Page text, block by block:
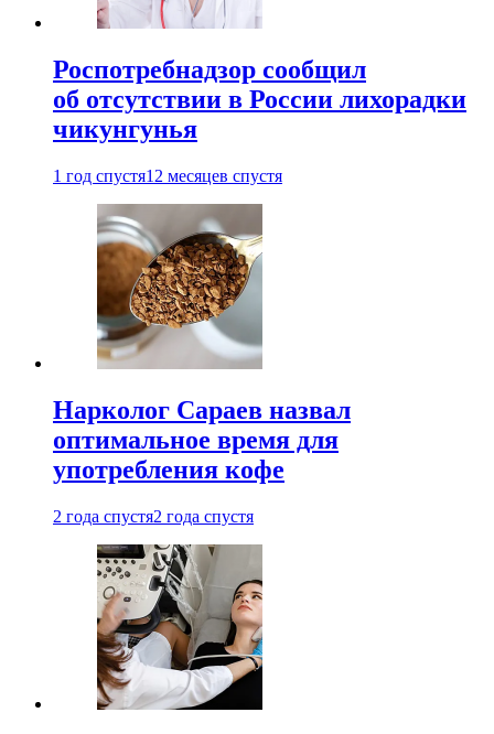
Роспотребнадзор сообщил
об отсутствии в России лихорадки
чикунгунья
1 год спустя12 месяцев спустя
Нарколог Сараев назвал
оптимальное время для
употребления кофе
2 года спустя2 года спустя